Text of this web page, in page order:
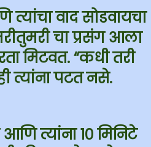
वाद सोडवायचा
चा प्रसंग आला
मिटवत. “कधी तरी
त्यांना पटत नसे.
त्यांना १० मिनिटे